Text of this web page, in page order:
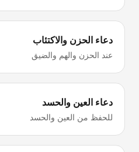
دعاء الحزن والاكتئاب
عند الحزن والهم والضيق
دعاء العين والحسد
للحفظ من العين والحسد